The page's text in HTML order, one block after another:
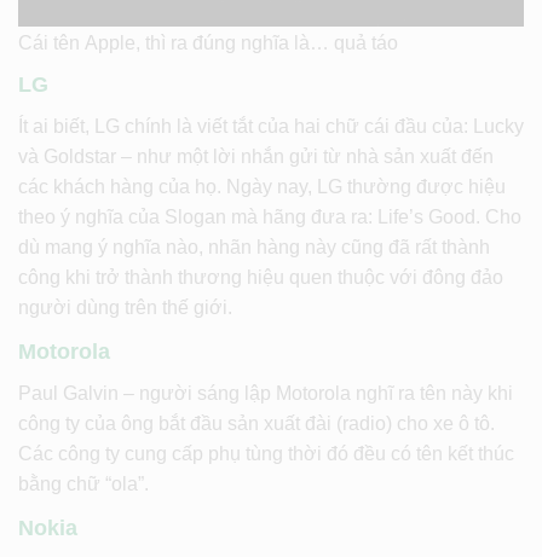
Cái tên Apple, thì ra đúng nghĩa là… quả táo
LG
Ít ai biết, LG chính là viết tắt của hai chữ cái đầu của: Lucky
và Goldstar – như một lời nhắn gửi từ nhà sản xuất đến
các khách hàng của họ. Ngày nay, LG thường được hiệu
theo ý nghĩa của Slogan mà hãng đưa ra: Life’s Good. Cho
dù mang ý nghĩa nào, nhãn hàng này cũng đã rất thành
công khi trở thành thương hiệu quen thuộc với đông đảo
người dùng trên thế giới.
Motorola
Paul Galvin – người sáng lập Motorola nghĩ ra tên này khi
công ty của ông bắt đầu sản xuất đài (radio) cho xe ô tô.
Các công ty cung cấp phụ tùng thời đó đều có tên kết thúc
bằng chữ “ola”.
Nokia